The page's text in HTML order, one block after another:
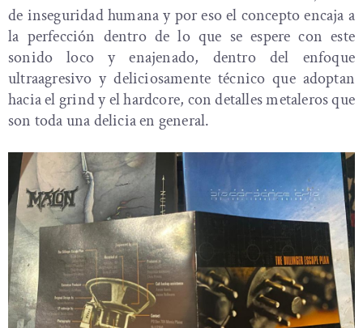
de inseguridad humana y por eso el concepto encaja a
la perfección dentro de lo que se espere con este
sonido loco y enajenado, dentro del enfoque
ultraagresivo y deliciosamente técnico que adoptan
hacia el grind y el hardcore, con detalles metaleros que
son toda una delicia en general.